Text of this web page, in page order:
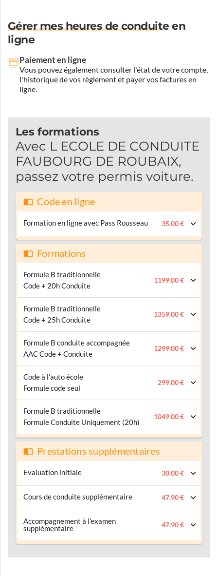
Gérer mes heures de conduite en
ligne
Paiement en ligne
Vous pouvez également consulter l'état de votre compte,
l'historique de vos règlement et payer vos factures en
ligne.
Les formations
Avec L ECOLE DE CONDUITE
FAUBOURG DE ROUBAIX,
passez votre permis voiture.
Code en ligne
Formation en ligne avec Pass Rousseau 35.00 €
Formations
Formule B traditionnelle
Code + 20h Conduite
1199.00 €
Formule B traditionnelle
Code + 25h Conduite
1359.00 €
Formule B conduite accompagnée
AAC Code + Conduite
1299.00 €
Code à l'auto école
Formule code seul
299.00 €
Formule B traditionnelle
Formule Conduite Uniquement (20h)
1049.00 €
Prestations supplémentaires
Evaluation initiale 30.00 €
Cours de conduite supplémentaire 47.90 €
Accompagnement à l’examen
supplémentaire
47.90 €